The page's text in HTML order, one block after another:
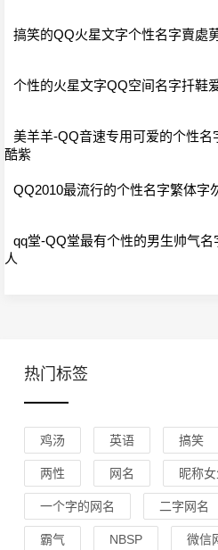
搞笑的QQ火星文字个性名字賣處
个性的火星文字QQ空间名字扦鞋
美羊羊-QQ音速专用可爱的个性名
酷紫
QQ2010最流行的个性名字繁体字
qq堂-QQ堂最有个性的男生帅气
人
热门标签
鸡汤 英语 搞笑
两性 网名 昵称
一个字的网名 二字网名
霸气 NBSP 微信